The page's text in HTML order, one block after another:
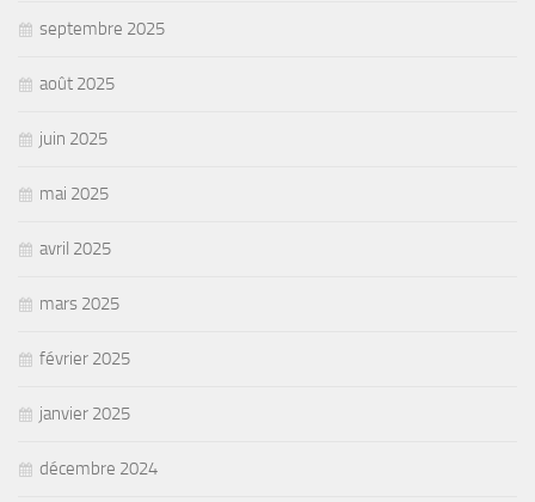
septembre 2025
août 2025
juin 2025
mai 2025
avril 2025
mars 2025
février 2025
janvier 2025
décembre 2024